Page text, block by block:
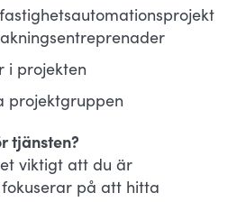
i projekten
projektgruppen
tjänsten?
viktigt att du är
på att hitta